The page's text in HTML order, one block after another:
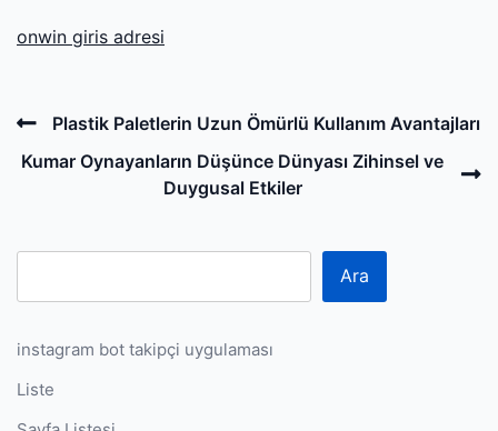
onwin giris adresi
Post
navigation
Previous
Post
Plastik Paletlerin Uzun Ömürlü Kullanım Avantajları
Kumar Oynayanların Düşünce Dünyası Zihinsel ve
Duygusal Etkiler
Ara
instagram bot takipçi uygulaması
Liste